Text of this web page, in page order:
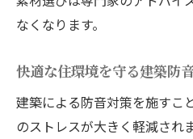
騒音トラブルを防ぐ
気になる騒音を抑え
建築による騒音対
防音工事を成功させる
なくなります。
快適な住環境を守る建築防
建築による防音対策を施すこ
のストレスが大きく軽減され